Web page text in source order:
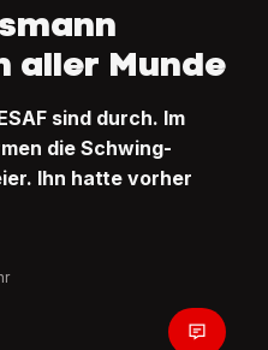
aller Munde
sind durch. Im
die Schwing-
Ihn hatte vorher